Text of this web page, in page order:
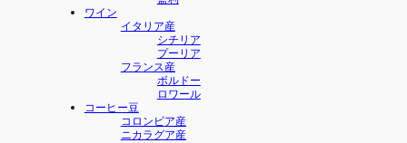
ワイン
イタリア産
シチリア
プーリア
フランス産
ボルドー
ロワール
コーヒー豆
コロンビア産
ニカラグア産